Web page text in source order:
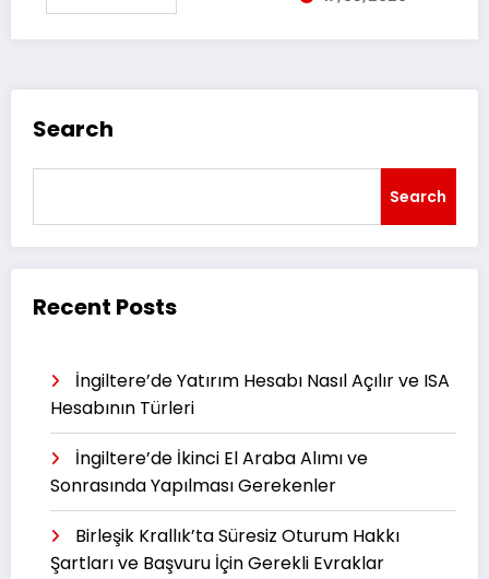
Search
Search
Recent Posts
İngiltere’de Yatırım Hesabı Nasıl Açılır ve ISA
Hesabının Türleri
İngiltere’de İkinci El Araba Alımı ve
Sonrasında Yapılması Gerekenler
Birleşik Krallık’ta Süresiz Oturum Hakkı
Şartları ve Başvuru İçin Gerekli Evraklar